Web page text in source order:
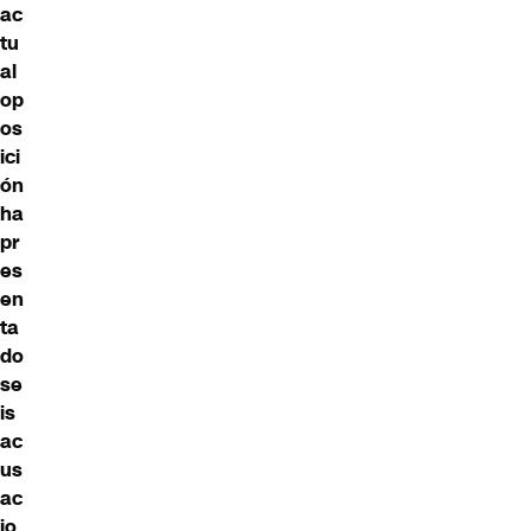
ac
tu
al
op
os
ici
ón
ha
pr
es
en
ta
do
se
is
ac
us
ac